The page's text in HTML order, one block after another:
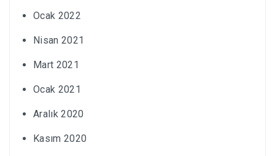
Ocak 2022
Nisan 2021
Mart 2021
Ocak 2021
Aralık 2020
Kasım 2020